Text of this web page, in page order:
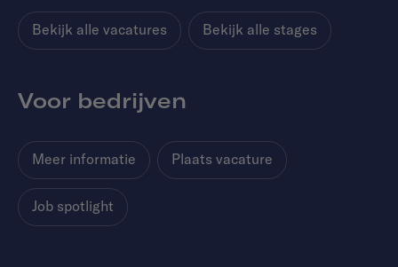
Bekijk alle vacatures Bekijk alle stages
Voor bedrijven
Meer informatie Plaats vacature
Job spotlight